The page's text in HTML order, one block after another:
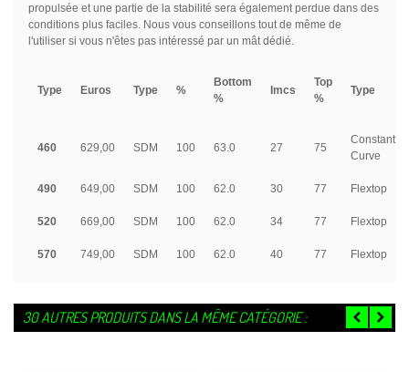
propulsée et une partie de la stabilité sera également perdue dans des
conditions plus faciles. Nous vous conseillons tout de même de
l'utiliser si vous n'êtes pas intéressé par un mât dédié.
Type Euros Type %
Bottom
%
Imcs
Top
%
Type
460 629,00 SDM 100 63.0 27 75
Constant
Curve
490 649,00 SDM 100 62.0 30 77 Flextop
520 669,00 SDM 100 62.0 34 77 Flextop
570 749,00 SDM 100 62.0 40 77 Flextop
30 AUTRES PRODUITS DANS LA MÊME CATÉGORIE :